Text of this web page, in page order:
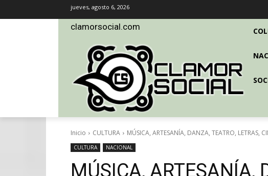
jueves, agosto 6, 2026
clamorsocial.com
Inicio CULTURA MÚSICA, ARTESANÍA, DANZA, TEATRO, LETRAS,
CULTURA NACIONAL
MÚSICA, ARTESANÍA,